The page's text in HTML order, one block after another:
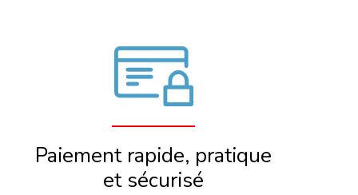
Paiement rapide, pratique
et sécurisé